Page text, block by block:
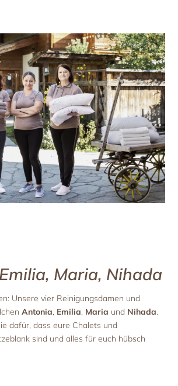
Maria, Nihada
Unsere vier Reinigungsdamen und
Antonia, Emilia, Maria und Nihada.
dafür, dass eure Chalets und
sind und alles für euch hübsch